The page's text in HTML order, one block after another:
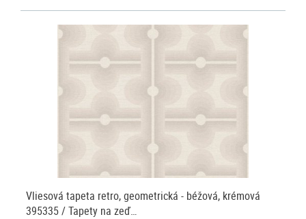
Vliesová tapeta retro, geometrická - béžová, krémová
395335 / Tapety na zeď…